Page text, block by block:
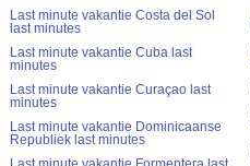
Last minute vakantie Costa del Sol
last minutes
Last minute vakantie Cuba last
minutes
Last minute vakantie Curaçao last
minutes
Last minute vakantie Dominicaanse
Republiek last minutes